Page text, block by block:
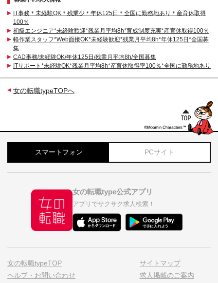
IT事務＊未経験OK＊残業少＊年休125日＊全国に勤務地あり＊産育休取得
100％
初級エンジニア*未経験歓迎*残業月平均8h*育成制度充実*産育休取得100％
軽作業スタッフ*Web面接OK*未経験歓迎*残業月平均8h*年休125日*全国募
集
CAD事務/未経験OK/年休125日/残業月平均8h/全国募集
ITサポート*未経験OK*残業月平均8h*産育休取得率100％*全国に勤務地あり
女の転職typeTOPへ
スマートフォン PCサイト
女の転職type公式アプリ
アプリでサクサク求人検索！
女の転職typeTOP
ヘルプ・お問い合わせ
サイトマップ
求人掲載のご案内